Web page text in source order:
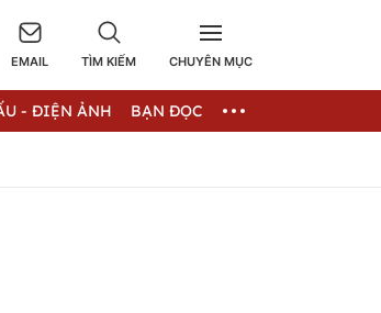
EMAIL TÌM KIẾM CHUYÊN MỤC
- ĐIỆN ẢNH BẠN ĐỌC